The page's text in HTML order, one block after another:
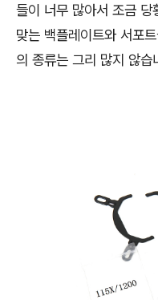
들이 너무 많아서 조금 당
맞는 백플레이트와 서포
의 종류는 그리 많지 않습